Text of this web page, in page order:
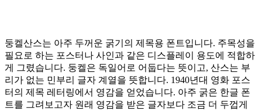
둥켈산스는 아주 두꺼운 굵기의 제목용 폰트입니다. 주목성을
필요로 하는 포스터나 사인과 같은 디스플레이 용도에 적합하
게 그렸습니다. 둥켈은 독일어로 어둡다는 뜻이고, 산스는 부
리가 없는 민부리 글자 계열을 뜻합니다. 1940년대 영화 포스
터의 제목 레터링에서 영감을 얻었습니다. 아주 굵은 한글 폰
트를 그려보고자 원래 영감을 받은 글자보다 조금 더 두껍게